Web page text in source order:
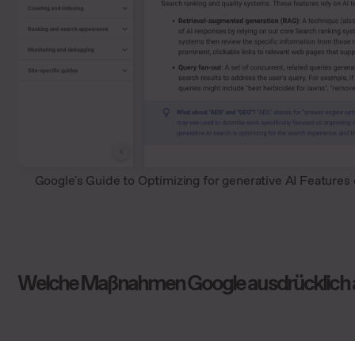
Google's Guide to Optimizing for generative AI
Welche Maßnahmen Google ausdrücklich